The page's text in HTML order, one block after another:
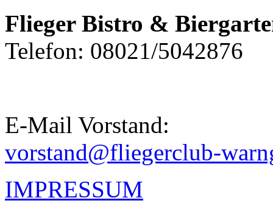
Flieger Bistro &
Telefon: 08021/5042876
E-Mail Vorstand:
vorstand@fliegerclub-
IMPRESSUM